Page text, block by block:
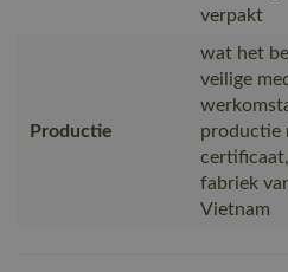
verpakt
Productie
wat het
veilige
productie
fabriek
Vietnam